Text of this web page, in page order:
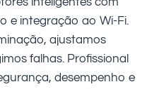
e integração ao Wi-Fi.
ajustamos
falhas. Profissional
desempenho e